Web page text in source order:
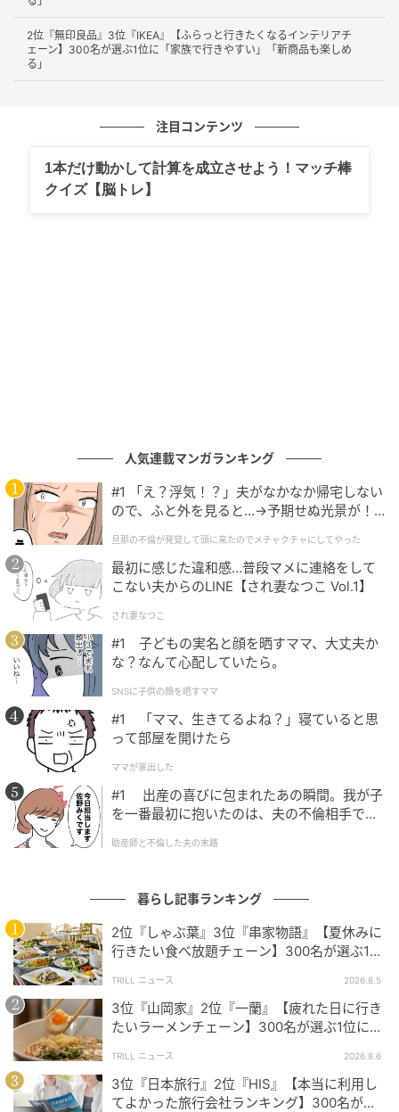
AIによる画像補正や夜景モード、鮮やかな色味などが
評価されています。「画素数が他のメーカーのより鮮
やかさが格段に良い」「暗闇でもぼやけることなく綺
麗に撮影できる」といったコメントも上がっており、
描写の鮮やかさが格段に良いと感じています。カメラ撮影が楽
しく感じています。（40歳/男性）
いですね。消しゴムマジックなどの編集機能も充実しており、
す。（58歳/男性）
第1位：アップル（193票）
そして堂々の第1位は「
なんと193票と圧倒的な支持を集めました。iPhoneの
カメラは「画質がとにかく綺麗」「自然な色味」「新
作が出るたびにカメラ機能も進化」といった声が多
数。「一眼レフもいらないくらいになった」「Proシリ
ーズは3眼カメラも魅力」「拡大しても鮮明」など、幅
広い年齢層から絶賛コメントが寄せられています。
写真や動画の色味が自然で再現性が高く、誰でも簡単にきれい
能も優れており、日常から特別なシーンまで幅広く高画質で残
「暖かさ」や「冷たさ」などが選択できなおかつ、人の肌はあ
まり色が変わりすぎないようになっていたりと簡単に加工がで
きる。またアップルウォッチなどによる撮影もできることなど
も挙げられる。（22歳/男性）
2位『無印良品』3位『IKEA』【ふらっと行きたくなるインテリアチ
ェーン】300名が選ぶ1位に「家族で行きやすい」「新商品も楽しめ
る」
注目コンテンツ
1本だけ動かして計算を成立させよう！マッチ棒
クイズ【脳トレ】
人気連載マンガランキング
#1 「え？浮気！？」夫がなかなか帰宅しない
ので、ふと外を見ると…→予期せぬ光景が！
クチャにしてやった
旦那の不倫が発覚して頭に来たのでメチャクチャにしてやった
最初に感じた違和感…普段マメに連絡をして
こない夫からのLINE【され妻なつこ Vol.1】
され妻なつこ
#1 子どもの実名と顔を晒すママ、大丈夫か
な？なんて心配していたら。
SNSに子供の顔を晒すママ
#1 「ママ、生きてるよね？」寝ていると思
って部屋を開けたら
ママが家出した
#1 出産の喜びに包まれたあの瞬間。我が子
を一番最初に抱いたのは、夫の不倫相手でし
助産師と不倫した夫の末路
暮らし記事ランキング
2位『しゃぶ葉』3位『串家物語』【夏休みに
行きたい食べ放題チェーン】300名が選ぶ1位
TRILL ニュース 2026.8.5
3位『山岡家』2位『一蘭』【疲れた日に行き
たいラーメンチェーン】300名が選ぶ1位に
る」
TRILL ニュース 2026.8.6
3位『日本旅行』2位『HIS』【本当に利用し
てよかった旅行会社ランキング】300名が選